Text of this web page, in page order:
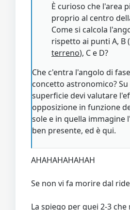
È curioso che l'area
proprio al centro
Come si calcola
rispetto ai punti A, B
terreno), C e D?
Che c'entra l'angolo di
concetto astronomico? Su
superficie devi valutare
opposizione in funzione
sole e in quella immagine
ben presente, ed è qui.
AHAHAHAHAHAH
Se non vi fa morire dal
La spiego per quei 2-3